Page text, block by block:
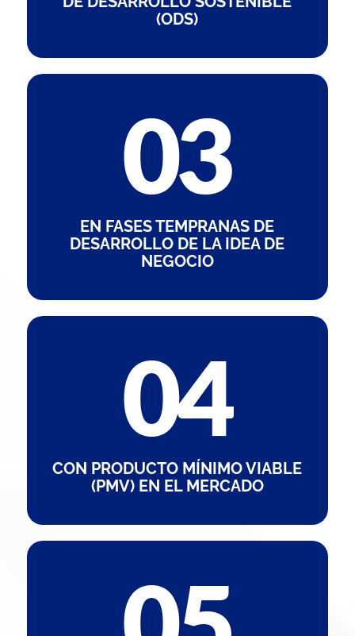
(ODS)
EN FASES TEMPRANAS DE
DESARROLLO DE LA IDEA DE
NEGOCIO
CON PRODUCTO MÍNIMO VIABLE
(PMV) EN EL MERCADO